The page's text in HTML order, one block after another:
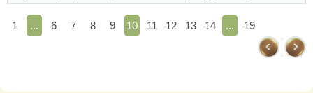
1 ... 6 7 8 9 10 11 12 13 14 ... 19